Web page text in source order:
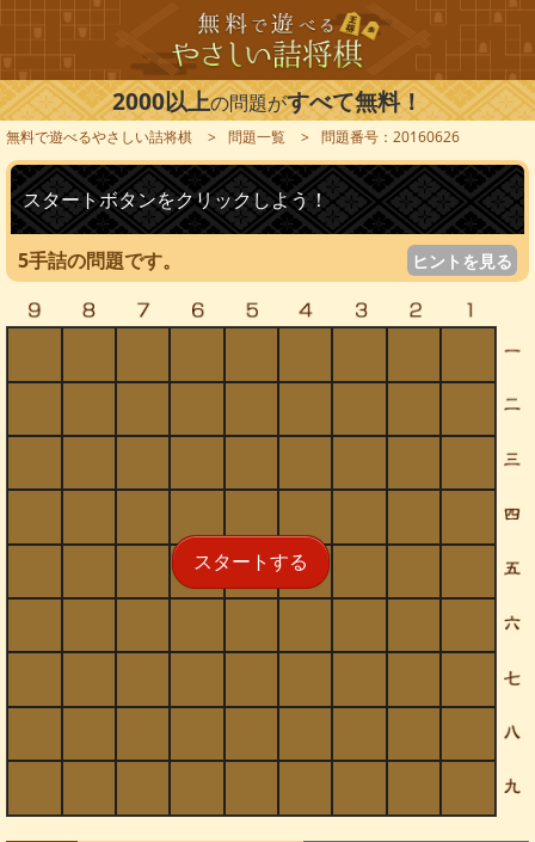
2000以上の問題がすべて無料！
無料で遊べるやさしい詰将棋 問題一覧 問題番号：20160626
スタートボタンをクリックしよう！
5手詰の問題です。 ヒントを見る
スタートする